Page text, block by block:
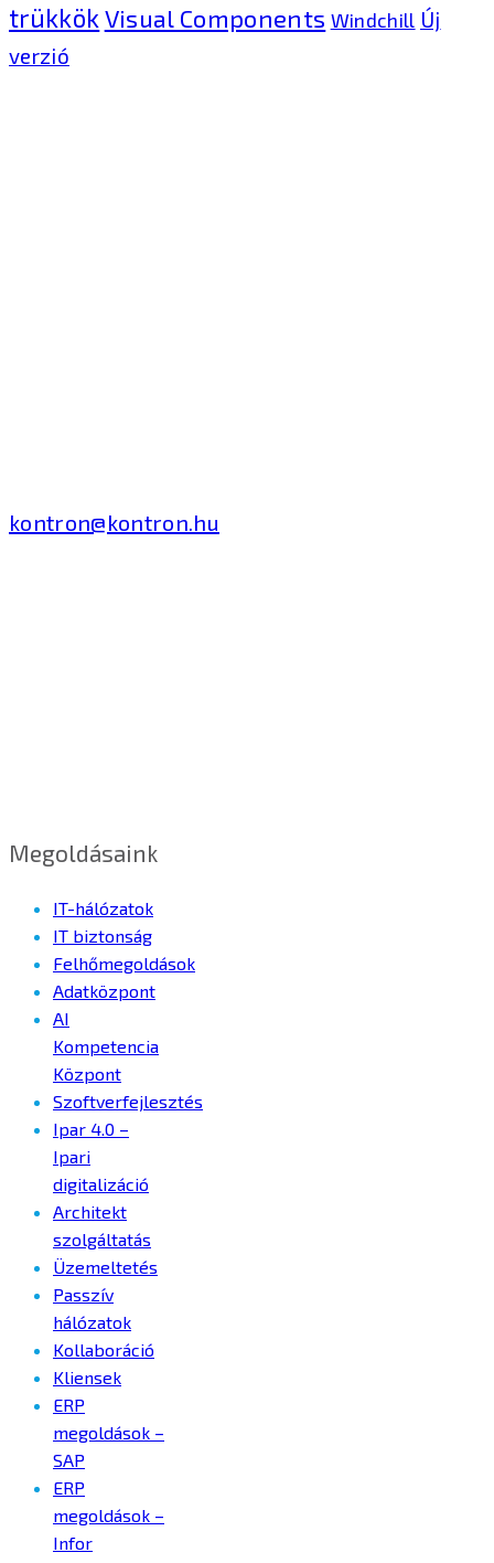
trükkök Visual Components Windchill Új
verzió
kontron@kontron.hu
Megoldásaink
IT-hálózatok
IT biztonság
Felhőmegoldások
Adatközpont
AI
Kompetencia
Központ
Szoftverfejlesztés
Ipar 4.0 –
Ipari
digitalizáció
Architekt
szolgáltatás
Üzemeltetés
Passzív
hálózatok
Kollaboráció
Kliensek
ERP
megoldások –
SAP
ERP
megoldások –
Infor